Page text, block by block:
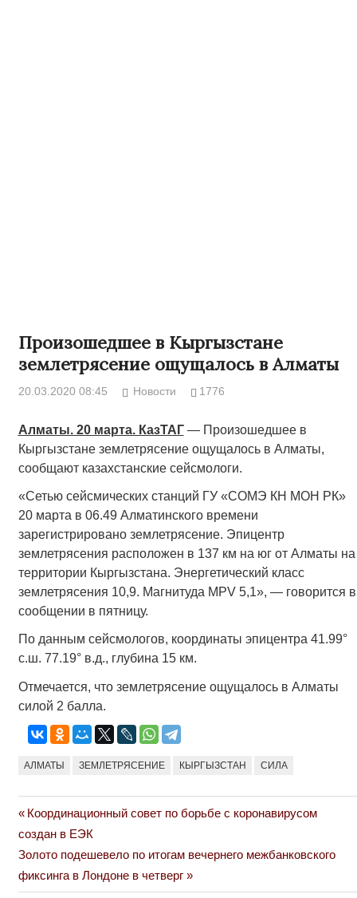
Произошедшее в Кыргызстане
землетрясение ощущалось в Алматы
20.03.2020 08:45 Новости 1776
Алматы. 20 марта. КазТАГ— Произошедшее в
Кыргызстане землетрясение ощущалось в Алматы,
сообщают казахстанские сейсмологи.
«Сетью сейсмических станций ГУ «СОМЭ КН МОН РК»
20 марта в 06.49 Алматинского времени
зарегистрировано землетрясение. Эпицентр
землетрясения расположен в 137 км на юг от Алматы на
территории Кыргызстана. Энергетический класс
землетрясения 10,9. Магнитуда MPV 5,1», — говорится в
сообщении в пятницу.
По данным сейсмологов, координаты эпицентра 41.99°
с.ш. 77.19° в.д., глубина 15 км.
Отмечается, что землетрясение ощущалось в Алматы
силой 2 балла.
АЛМАТЫ ЗЕМЛЕТРЯСЕНИЕ КЫРГЫЗСТАН СИЛА
Навигация
по
записям
Previous
Post:
Координационный совет по борьбе с коронавирусом
создан в ЕЭК
Next
Post:
Золото подешевело по итогам вечернего межбанковского
фиксинга в Лондоне в четверг